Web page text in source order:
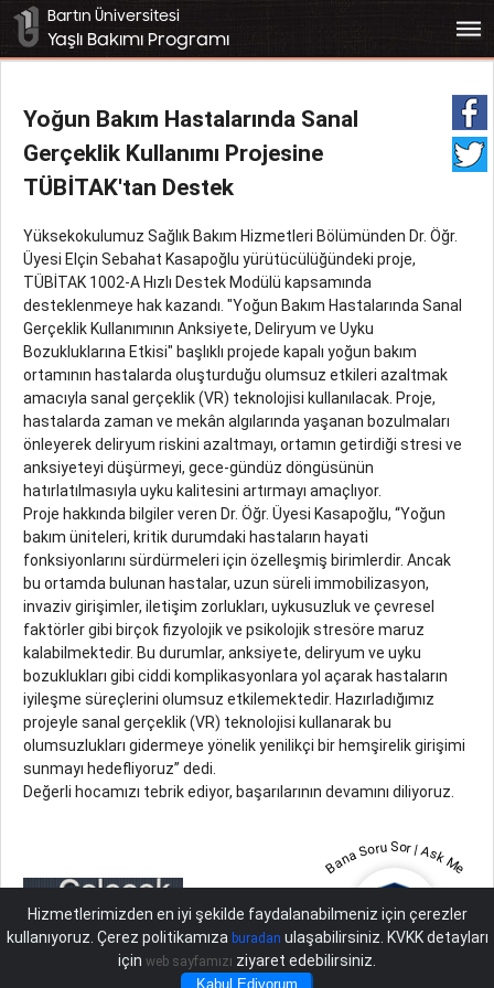
Hizmetlerimizden en iyi şekilde faydalanabilmeniz için çerezler
kullanıyoruz. Çerez politikamıza buradan ulaşabilirsiniz. KVKK detayları
için web sayfamızı ziyaret edebilirsiniz.
Kabul Ediyorum
bars
Bartın Üniversitesi
Yaşlı Bakımı Programı
Yoğun Bakım Hastalarında Sanal
Gerçeklik Kullanımı Projesine
TÜBİTAK'tan Destek
Yüksekokulumuz Sağlık Bakım Hizmetleri Bölümünden Dr. Öğr.
Üyesi Elçin Sebahat Kasapoğlu yürütücülüğündeki proje,
TÜBİTAK 1002-A Hızlı Destek Modülü kapsamında
desteklenmeye hak kazandı. "Yoğun Bakım Hastalarında Sanal
Gerçeklik Kullanımının Anksiyete, Deliryum ve Uyku
Bozukluklarına Etkisi" başlıklı projede kapalı yoğun bakım
ortamının hastalarda oluşturduğu olumsuz etkileri azaltmak
amacıyla sanal gerçeklik (VR) teknolojisi kullanılacak. Proje,
hastalarda zaman ve mekân algılarında yaşanan bozulmaları
önleyerek deliryum riskini azaltmayı, ortamın getirdiği stresi ve
anksiyeteyi düşürmeyi, gece-gündüz döngüsünün
hatırlatılmasıyla uyku kalitesini artırmayı amaçlıyor.
Proje hakkında bilgiler veren Dr. Öğr. Üyesi Kasapoğlu, “Yoğun
bakım üniteleri, kritik durumdaki hastaların hayati
fonksiyonlarını sürdürmeleri için özelleşmiş birimlerdir. Ancak
bu ortamda bulunan hastalar, uzun süreli immobilizasyon,
invaziv girişimler, iletişim zorlukları, uykusuzluk ve çevresel
faktörler gibi birçok fizyolojik ve psikolojik stresöre maruz
kalabilmektedir. Bu durumlar, anksiyete, deliryum ve uyku
bozuklukları gibi ciddi komplikasyonlara yol açarak hastaların
iyileşme süreçlerini olumsuz etkilemektedir. Hazırladığımız
projeyle sanal gerçeklik (VR) teknolojisi kullanarak bu
olumsuzlukları gidermeye yönelik yenilikçi bir hemşirelik girişimi
sunmayı hedefliyoruz” dedi.
Değerli hocamızı tebrik ediyor, başarılarının devamını diliyoruz.
Bana Soru Sor | Ask Me